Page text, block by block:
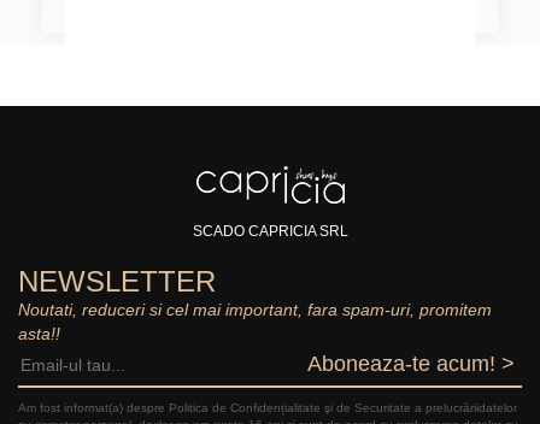
SCADO CAPRICIA SRL
NEWSLETTER
Noutati, reduceri si cel mai important, fara spam-uri, promitem
asta!!
Aboneaza-te acum! >
Am fost informat(a) despre Politica de Confidențialitate şi de Securitate a prelucrăriidatelor